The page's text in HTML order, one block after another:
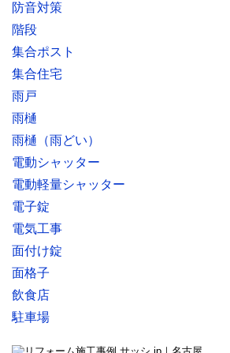
防音対策
階段
集合ポスト
集合住宅
雨戸
雨樋
雨樋（雨どい）
電動シャッター
電動軽量シャッター
電子錠
電気工事
面付け錠
面格子
飲食店
駐車場